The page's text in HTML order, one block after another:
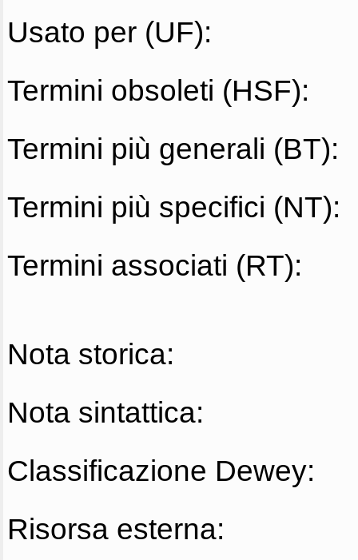
Usato per (UF):
Termini obsoleti (HSF):
Termini più generali (BT):
Termini più specifici (NT):
Termini associati (RT):
Nota storica:
Nota sintattica:
Classificazione Dewey:
Risorsa esterna: